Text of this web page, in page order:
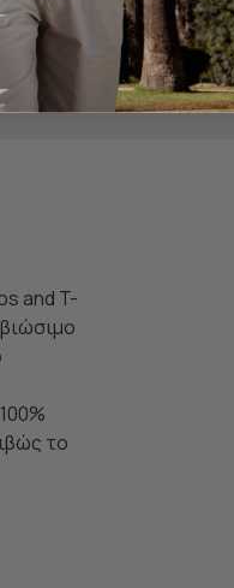
and T-
το